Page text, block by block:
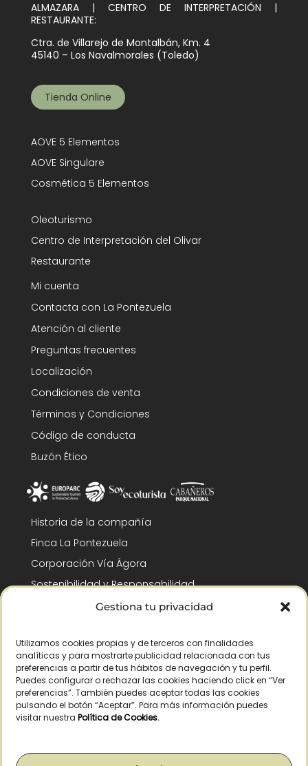
Gestiona tu privacidad
Utilizamos cookies propias y de terceros con finalidades
analíticas y para mostrarte publicidad relacionada con tus
preferencias a partir de tus hábitos de navegación y tu perfil.
Puedes configurar o rechazar las cookies haciendo click en “Ver
preferencias”. También puedes aceptar todas las cookies
pulsando el botón “Aceptar”. Para más información puedes
visitar nuestra Política de Cookies.
ALMAZARA | CENTRO DE INTERPRETACIÓN |
RESTAURANTE:
Ctra. de Villarejo de Montalbán, Km. 4
45140 – Los Navalmorales (Toledo)
Tienda Online
AOVE 5 Elementos
AOVE Singulare
Cosmética 5 Elementos
Oleoturismo
Centro de Interpretación del Olivar
Restaurante
Mi cuenta
Contacta con La Pontezuela
Atención al cliente
Preguntas frecuentes
Localización
Condiciones de venta
Términos y Condiciones
Código de conducta
Buzón Ético
Historia de la compañía
Finca La Pontezuela
Corporación Vía Ágora
Sostenibilidad y Responsabilidad
RSC y Fundación Gómez-Pintado
Reconocimientos
|Aviso legal|Política de privacidad|Política de cookies|Derecho de